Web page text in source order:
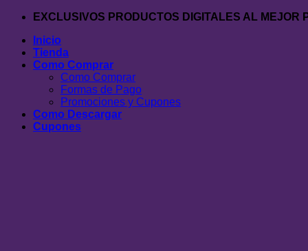
Saltar
contenido
EXCLUSIVOS PRODUCTOS DIGITALES AL MEJOR
Inicio
Tienda
Como Comprar
Como Comprar
Formas de Pago
Promociones y Cupones
Como Descargar
Cupones